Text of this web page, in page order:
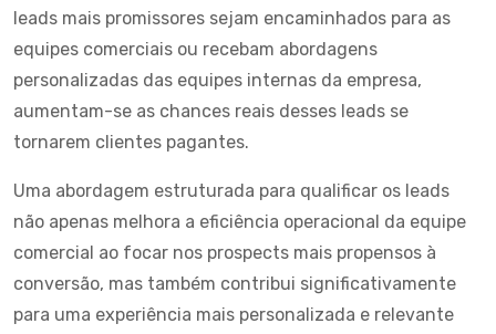
leads mais promissores sejam encaminhados para as
equipes comerciais ou recebam abordagens
personalizadas das equipes internas da empresa,
aumentam-se as chances reais desses leads se
tornarem clientes pagantes.
Uma abordagem estruturada para qualificar os leads
não apenas melhora a eficiência operacional da equipe
comercial ao focar nos prospects mais propensos à
conversão, mas também contribui significativamente
para uma experiência mais personalizada e relevante